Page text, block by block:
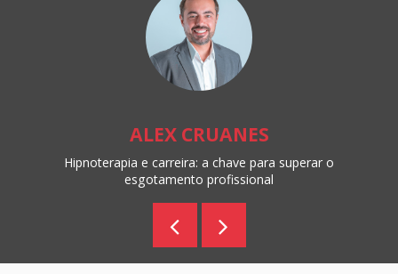
ALEX CRUANES
Hipnoterapia e carreira: a chave para superar o
esgotamento profissional